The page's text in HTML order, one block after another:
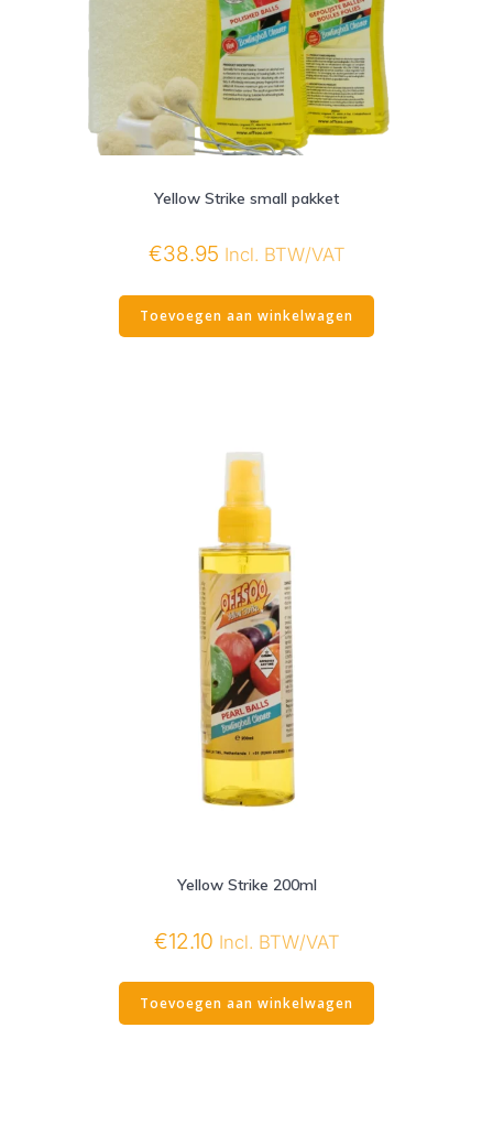
Yellow Strike small pakket
€38.95 Incl. BTW/VAT
Toevoegen aan winkelwagen
Yellow Strike 200ml
€12.10 Incl. BTW/VAT
Toevoegen aan winkelwagen